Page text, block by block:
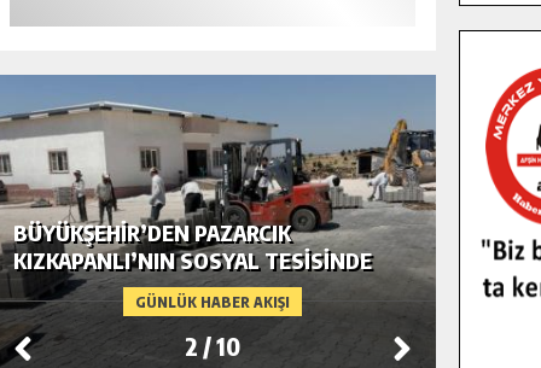
GÜNLÜK HABER AKIŞI
BÜYÜKŞEHIR’DEN PAZARCIK
KIZKAPANLI’NIN SOSYAL TESISINDE
ÇEVRE DÜZENLEMESI.
2 /10